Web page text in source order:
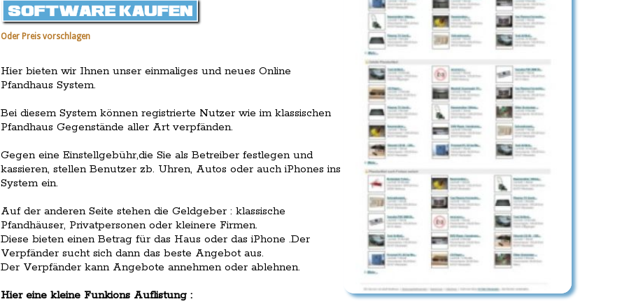
Oder Preis vorschlagen
Hier bieten wir Ihnen unser einmaliges und neues Online
Pfandhaus System.
Bei diesem System können registrierte Nutzer wie im klassischen
Pfandhaus Gegenstände aller Art verpfänden.
Gegen eine Einstellgebühr,die Sie als Betreiber festlegen und
kassieren, stellen Benutzer zb. Uhren, Autos oder auch iPhones ins
System ein.
Auf der anderen Seite stehen die Geldgeber : klassische
Pfandhäuser, Privatpersonen oder kleinere Firmen.
Diese bieten einen Betrag für das Haus oder das iPhone .Der
Verpfänder sucht sich dann das beste Angebot aus.
Der Verpfänder kann Angebote annehmen oder ablehnen.
Hier eine kleine Funkions Auflistung :